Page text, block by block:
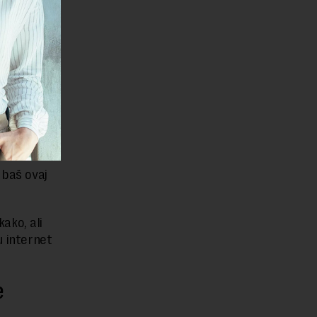
deluje.
i
veće
ovaj
ali
internet